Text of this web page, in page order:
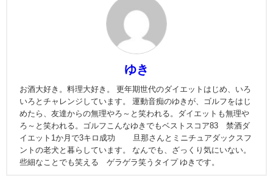
ゆき
お酒大好き。料理大好き。 更年期世代のダイエットはじめ、いろ
いろとチャレンジしています。 運動音痴のゆきが、ゴルフをはじ
めたら、友達からの無理やろ～と笑われる。ダイエットも無理や
ろ～と笑われる。ゴルフこんなゆきでもベストスコア83 禁酒ダ
イエット1か月で3キロ成功 旦那さんとミニチュアダックスフ
ントの老犬と暮らしています。 なんでも、ざっくり気にいない。
些細なことでも笑える ゲラゲラ笑うタイプ ゆきです。